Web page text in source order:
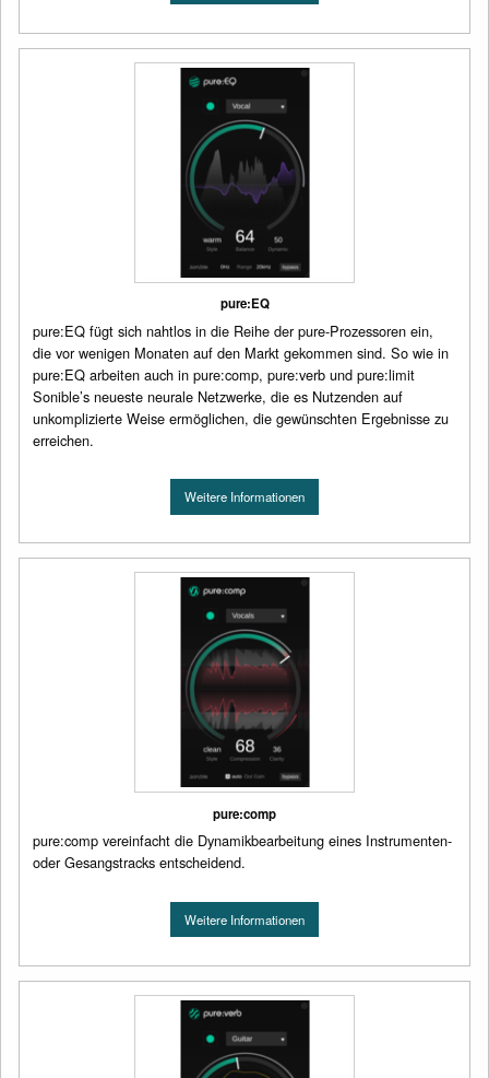
pure:EQ
pure:EQ fügt sich nahtlos in die Reihe der pure-Prozessoren ein,
die vor wenigen Monaten auf den Markt gekommen sind. So wie in
pure:EQ arbeiten auch in pure:comp, pure:verb und pure:limit
Sonible’s neueste neurale Netzwerke, die es Nutzenden auf
unkomplizierte Weise ermöglichen, die gewünschten Ergebnisse zu
erreichen.
Weitere Informationen
pure:comp
pure:comp vereinfacht die Dynamikbearbeitung eines Instrumenten-
oder Gesangstracks entscheidend.
Weitere Informationen